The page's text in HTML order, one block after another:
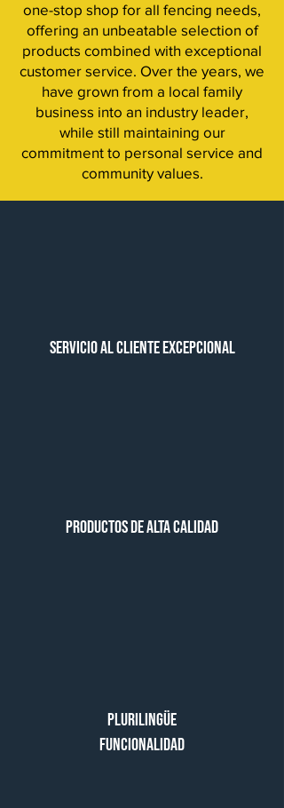
one-stop shop for all fencing needs,
offering an unbeatable selection of
products combined with exceptional
customer service. Over the years, we
have grown from a local family
business into an industry leader,
while still maintaining our
commitment to personal service and
community values.
Servicio al cliente excepcional
Productos de alta calidad
Plurilingüe
Funcionalidad